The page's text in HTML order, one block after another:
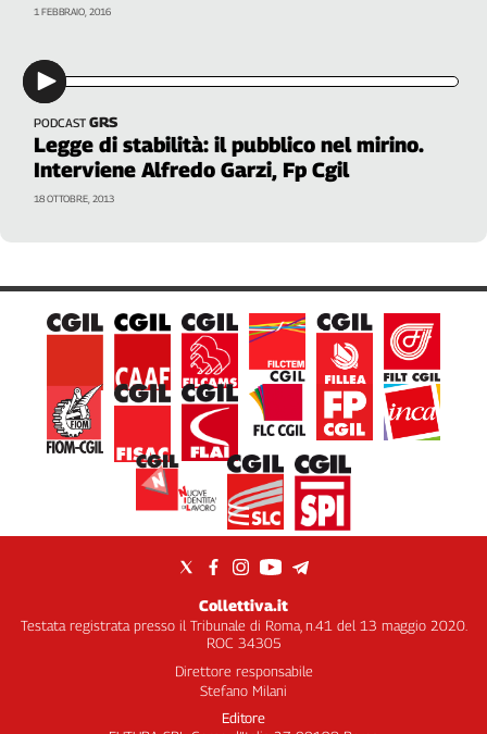
Umbria
D'Aosta
Veneto
Archivio
Storico
1955-
2014
redazione
1 FEBBRAIO, 2016
PODCAST GRS
Legge di stabilità: il pubblico nel mirino.
Interviene Alfredo Garzi, Fp Cgil
18 OTTOBRE, 2013
Collettiva.it
Testata registrata presso il Tribunale di Roma, n.41 del 13 maggio 2020.
ROC 34305
Direttore responsabile
Stefano Milani
Editore